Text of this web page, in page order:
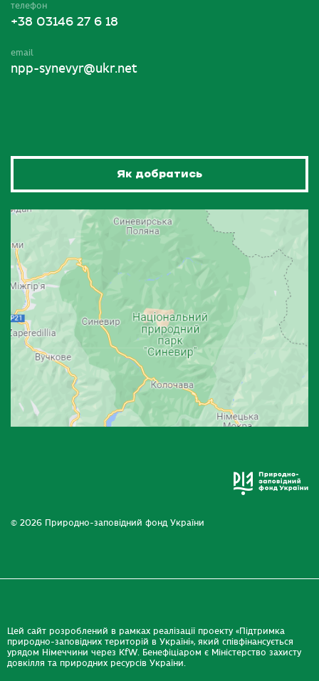
телефон
+38 03146 27 6 18
email
npp-synevyr@ukr.net
Як добратись
© 2026 Природно-заповідний фонд України
Цей сайт розроблений в рамках реалізації проекту «Підтримка
природно-заповідних територій в Україні», який співфінансується
урядом Німеччини через KfW. Бенефіціаром є Міністерство захисту
довкілля та природних ресурсів України.